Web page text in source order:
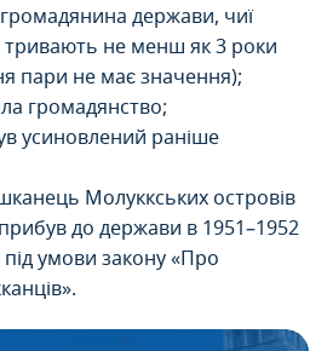
держави, чиї
тривають не менш як 3 роки
пари не має значення);
громадянство;
усиновлений раніше
Молуккських островів
прибув до держави в 1951–1952
під умови закону «Про